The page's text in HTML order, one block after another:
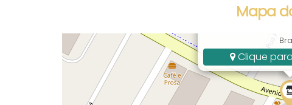
Mapa
Av. Ver Manoel
Clique